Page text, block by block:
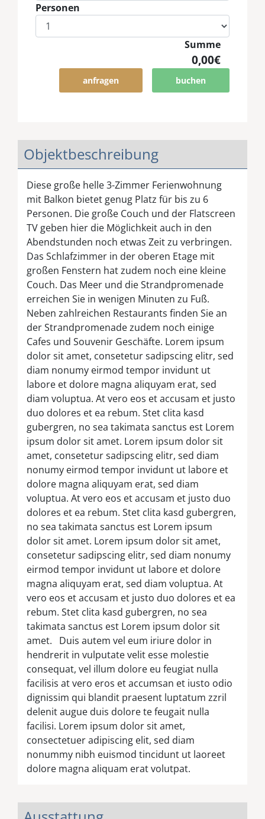
Personen
Summe
0,00€
buchen
anfragen
Objektbeschreibung
Diese große helle 3-Zimmer Ferienwohnung
mit Balkon bietet genug Platz für bis zu 6
Personen. Die große Couch und der Flatscreen
TV geben hier die Möglichkeit auch in den
Abendstunden noch etwas Zeit zu verbringen.
Das Schlafzimmer in der oberen Etage mit
großen Fenstern hat zudem noch eine kleine
Couch. Das Meer und die Strandpromenade
erreichen Sie in wenigen Minuten zu Fuß.
Neben zahlreichen Restaurants finden Sie an
der Strandpromenade zudem noch einige
Cafes und Souvenir Geschäfte. Lorem ipsum
dolor sit amet, consetetur sadipscing elitr, sed
diam nonumy eirmod tempor invidunt ut
labore et dolore magna aliquyam erat, sed
diam voluptua. At vero eos et accusam et justo
duo dolores et ea rebum. Stet clita kasd
gubergren, no sea takimata sanctus est Lorem
ipsum dolor sit amet. Lorem ipsum dolor sit
amet, consetetur sadipscing elitr, sed diam
nonumy eirmod tempor invidunt ut labore et
dolore magna aliquyam erat, sed diam
voluptua. At vero eos et accusam et justo duo
dolores et ea rebum. Stet clita kasd gubergren,
no sea takimata sanctus est Lorem ipsum
dolor sit amet. Lorem ipsum dolor sit amet,
consetetur sadipscing elitr, sed diam nonumy
eirmod tempor invidunt ut labore et dolore
magna aliquyam erat, sed diam voluptua. At
vero eos et accusam et justo duo dolores et ea
rebum. Stet clita kasd gubergren, no sea
takimata sanctus est Lorem ipsum dolor sit
amet. Duis autem vel eum iriure dolor in
hendrerit in vulputate velit esse molestie
consequat, vel illum dolore eu feugiat nulla
facilisis at vero eros et accumsan et iusto odio
dignissim qui blandit praesent luptatum zzril
delenit augue duis dolore te feugait nulla
facilisi. Lorem ipsum dolor sit amet,
consectetuer adipiscing elit, sed diam
nonummy nibh euismod tincidunt ut laoreet
dolore magna aliquam erat volutpat.